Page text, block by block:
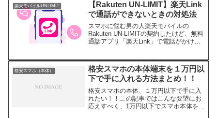
楽天モバイルUNLIMIT
【Rakuten UN-LIMIT】楽天Link
で通話ができないときの対処法
スマホに悩む男の人楽天モバイルの
Rakuten UN-LIMITの契約したけど、無料
通話アプリ「楽天Link」で電話がかけら
を紹介します。楽天Linkで通話ができな
いと...
格安スマホ（本体）
格安スマホの本体端末を１万円以
下で手に入れる方法まとめ！！
格安スマホの本体、１万円以下で手に入
れたい！！この記事ではこんな要望にお
応えすべく、1万円以下でスマホ本体を手